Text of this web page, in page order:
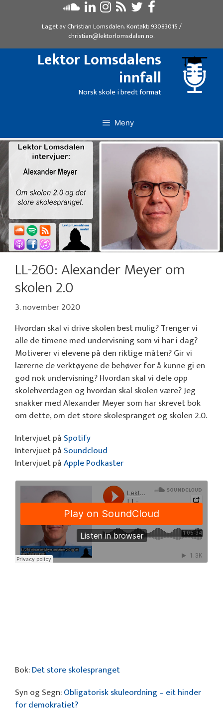
Laget avChristian Lomsdalen. Kontakt: 93083015/
christian@lektorlomsdalen.no.
Lektor Lomsdalens
innfall
Norsk skole i bredt format
Meny
LL-260: Alexander Meyer om
skolen 2.0
3. november 2020
Hvordan skal vi drive skolen best mulig? Trenger vi
alle de timene med undervisning som vi har i dag?
Motiverer vi elevene på den riktige måten? Gir vi
lærerne de verktøyene de behøver for å kunne gi en
god nok undervisning? Hvordan skal vi dele opp
skolehverdagen og hvordan skal skolen være? Jeg
snakker med Alexander Meyer som har skrevet bok
om dette, om det store skolespranget og skolen 2.0.
Intervjuet på Spotify
Intervjuet på Soundcloud
Intervjuet påApple Podkaster
Bok:Det store skolespranget
Syn og Segn:Obligatorisk skuleordning – eit hinder
for demokratiet?